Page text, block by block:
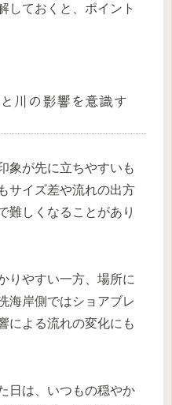
しておくと、ポイント
川の影響を意識す
象が先に立ちやすいも
サイズ差や流れの出方
難しくなることがあり
りやすい一方、場所に
海岸側ではショアブレ
による流れの変化にも
日は、いつもの穏やか